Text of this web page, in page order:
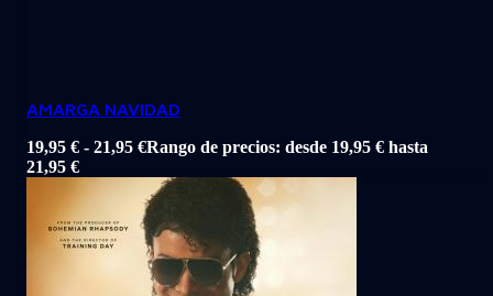
AMARGA NAVIDAD
19,95 € - 21,95 €Rango de precios: desde 19,95 € hasta
21,95 €